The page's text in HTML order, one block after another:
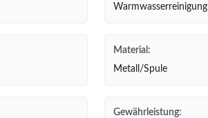
Warmwasserreinigung
Material:
Metall/Spule
Gewährleistung: